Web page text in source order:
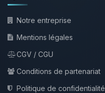
Notre entreprise
Mentions légales
CGV / CGU
Conditions de partenariat
Politique de confidentialité